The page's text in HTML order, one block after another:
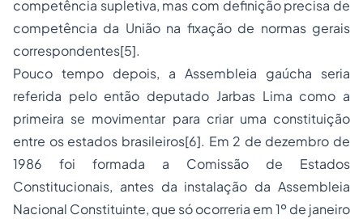
competência supletiva, mas com definição precisa de
competência da União na fixação de normas gerais
correspondentes[5].
Pouco tempo depois, a Assembleia gaúcha seria
referida pelo então deputado Jarbas Lima como a
primeira se movimentar para criar uma constituição
entre os estados brasileiros[6]. Em 2 de dezembro de
1986 foi formada a Comissão de Estados
Constitucionais, antes da instalação da Assembleia
Nacional Constituinte, que só ocorreria em 1º de janeiro